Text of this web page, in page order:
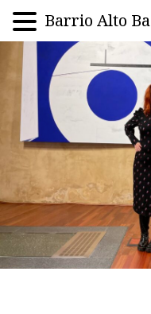
Saltar
contenido
Barrio Alto